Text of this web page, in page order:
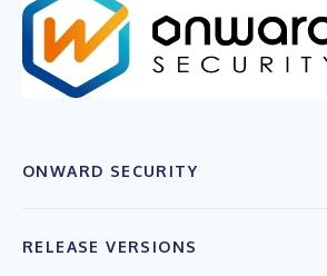
ONWARD SECURITY
RELEASE VERSIONS